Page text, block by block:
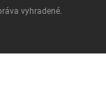
vyhradené.